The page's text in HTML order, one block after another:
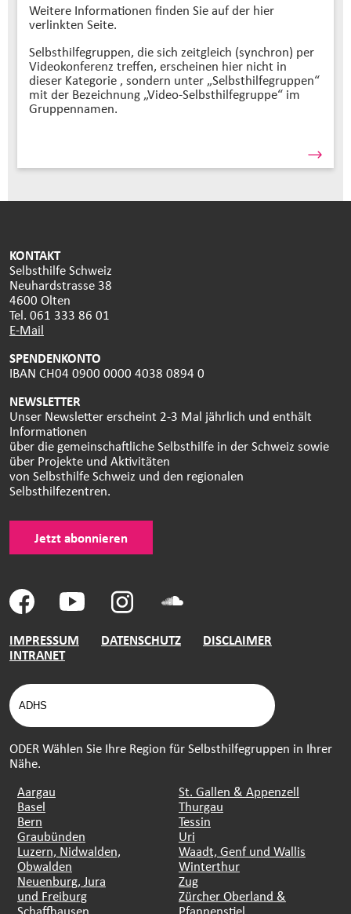
Weitere Informationen finden Sie auf der hier
verlinkten Seite.
Selbsthilfegruppen, die sich zeitgleich (synchron) per
Videokonferenz treffen, erscheinen hier nicht in
dieser Kategorie , sondern unter „Selbsthilfegruppen“
mit der Bezeichnung „Video-Selbsthilfegruppe“ im
Gruppennamen.
KONTAKT
Selbsthilfe Schweiz
Neuhardstrasse 38
4600 Olten
Tel. 061 333 86 01
E-Mail
SPENDENKONTO
IBAN CH04 0900 0000 4038 0894 0
NEWSLETTER
Unser Newsletter erscheint 2-3 Mal jährlich und enthält
Informationen
über die gemeinschaftliche Selbsthilfe in der Schweiz sowie
über Projekte und Aktivitäten
von Selbsthilfe Schweiz und den regionalen
Selbsthilfezentren.
Jetzt abonnieren
IMPRESSUM DATENSCHUTZ
DISCLAIMER
INTRANET
ODER Wählen Sie Ihre Region für Selbsthilfegruppen in Ihrer
Nähe.
Aargau
Basel
Bern
Graubünden
Luzern, Nidwalden,
Obwalden
Neuenburg, Jura
und Freiburg
St. Gallen & Appenzell
Thurgau
Tessin
Uri
Waadt, Genf und Wallis
Winterthur
Zug
Zürcher Oberland &